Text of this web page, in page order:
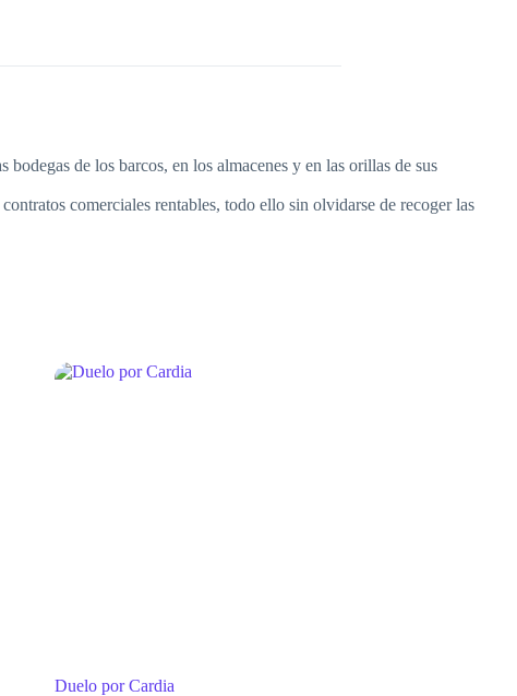
de los barcos, en los almacenes y en las orillas de sus
comerciales rentables, todo ello sin olvidarse de recoger las
Duelo por Cardia